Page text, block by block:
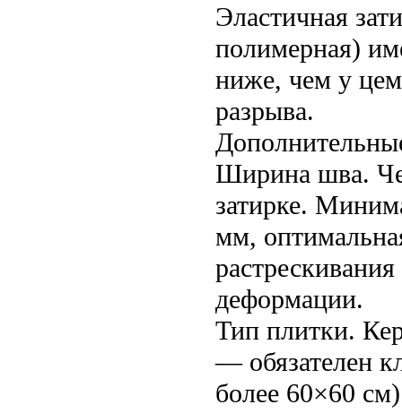
Эластичная
полимерная)
ниже, чем у
разрыва.
Ширина шва.
затирке.
мм,
деформации.
Тип плитки.
— обязателен
более 60×60